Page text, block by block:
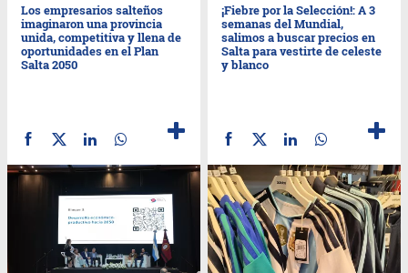
Los empresarios salteños
imaginaron una provincia
unida, competitiva y llena de
oportunidades en el Plan
Salta 2050
¡Fiebre por la Selección!: A 3
semanas del Mundial,
salimos a buscar precios en
Salta para vestirte de celeste
y blanco